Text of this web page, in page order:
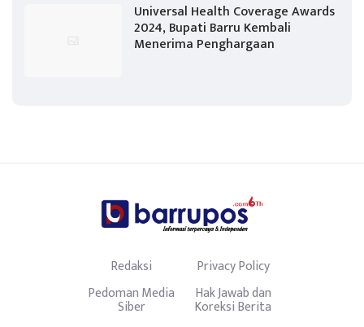
Universal Health Coverage Awards
2024, Bupati Barru Kembali
Menerima Penghargaan
Redaksi
Privacy Policy
Pedoman Media
Siber
Hak Jawab dan
Koreksi Berita